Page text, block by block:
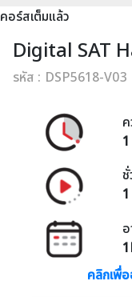
คอร์สเต็มแล้ว
Digital SAT
รหัส : DSP5618-V03
ชั่
คลิกเพื่